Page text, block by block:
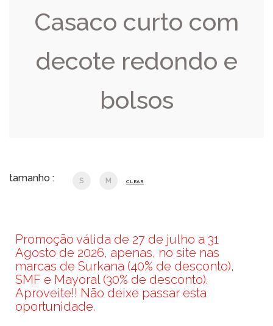
Casaco curto com
decote redondo e
bolsos
tamanho : S M CLEAR
Promoção válida de 27 de julho a 31
Agosto de 2026, apenas, no site nas
marcas de Surkana (40% de desconto),
SMF e Mayoral (30% de desconto).
Aproveite!! Não deixe passar esta
oportunidade.